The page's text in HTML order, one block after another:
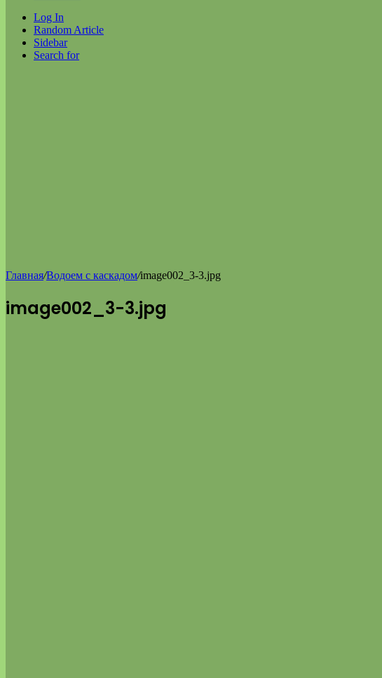
Log In
Random Article
Sidebar
Search for
Главная/Водоем с каскадом/image002_3-3.jpg
image002_3-3.jpg